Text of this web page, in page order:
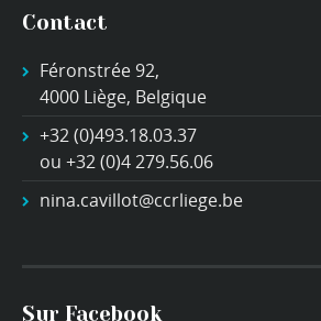
Contact
Féronstrée 92,
4000 Liège, Belgique
+32 (0)493.18.03.37
ou +32 (0)4 279.56.06
nina.cavillot@ccrliege.be
Sur Facebook